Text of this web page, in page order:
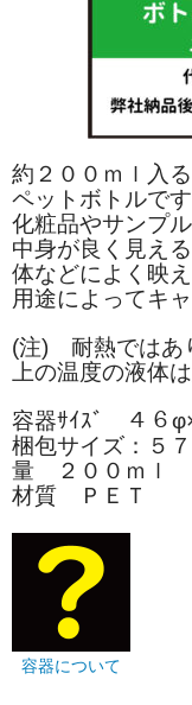
約２００ｍｌ入
ペットボトルです
化粧品やサンプ
中身が良く見え
体などによく映え
用途によってキ
(注) 耐熱ではあ
上の温度の液体
容器ｻｲｽﾞ ４６
梱包サイズ：５
量 ２００ｍｌ
材質 ＰＥＴ
容器について